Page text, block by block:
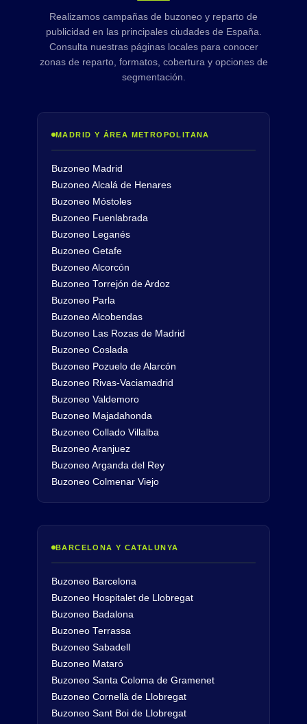
Realizamos campañas de buzoneo y reparto de
publicidad en las principales ciudades de España.
Consulta nuestras páginas locales para conocer
zonas de reparto, formatos, cobertura y opciones de
segmentación.
MADRID Y ÁREA METROPOLITANA
Buzoneo Madrid
Buzoneo Alcalá de Henares
Buzoneo Móstoles
Buzoneo Fuenlabrada
Buzoneo Leganés
Buzoneo Getafe
Buzoneo Alcorcón
Buzoneo Torrejón de Ardoz
Buzoneo Parla
Buzoneo Alcobendas
Buzoneo Las Rozas de Madrid
Buzoneo Coslada
Buzoneo Pozuelo de Alarcón
Buzoneo Rivas-Vaciamadrid
Buzoneo Valdemoro
Buzoneo Majadahonda
Buzoneo Collado Villalba
Buzoneo Aranjuez
Buzoneo Arganda del Rey
Buzoneo Colmenar Viejo
BARCELONA Y CATALUNYA
Buzoneo Barcelona
Buzoneo Hospitalet de Llobregat
Buzoneo Badalona
Buzoneo Terrassa
Buzoneo Sabadell
Buzoneo Mataró
Buzoneo Santa Coloma de Gramenet
Buzoneo Cornellà de Llobregat
Buzoneo Sant Boi de Llobregat